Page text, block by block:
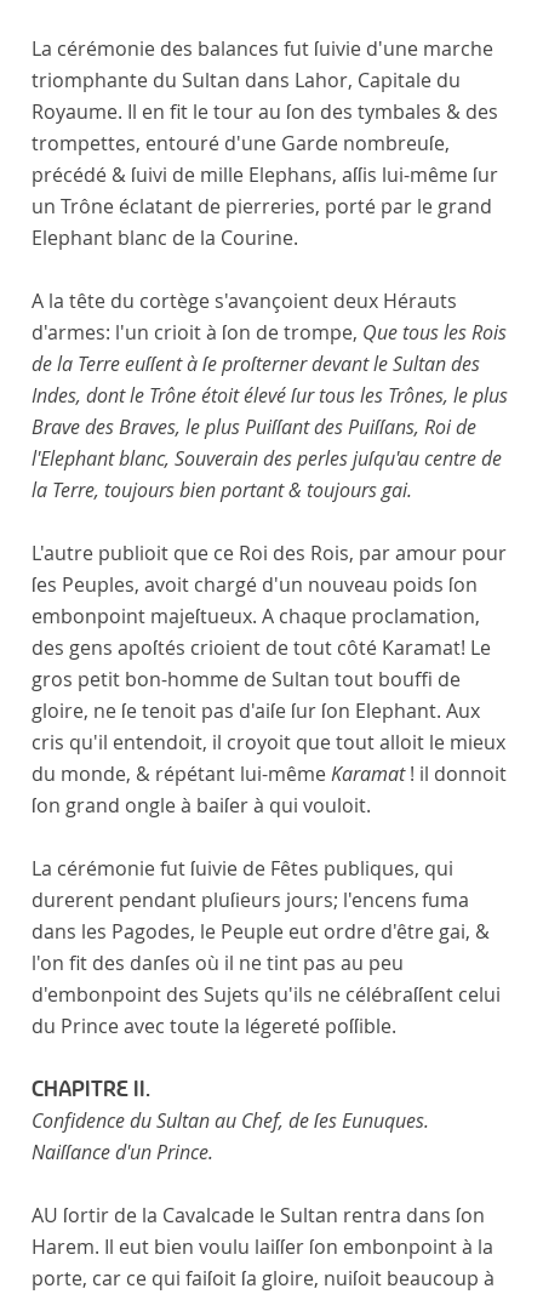
La cérémonie des balances fut ſuivie d'une marche
triomphante du Sultan dans Lahor, Capitale du
Royaume. Il en fit le tour au ſon des tymbales & des
trompettes, entouré d'une Garde nombreuſe,
précédé & ſuivi de mille Elephans, aſſis lui-même ſur
un Trône éclatant de pierreries, porté par le grand
Elephant blanc de la Courine.
A la tête du cortège s'avançoient deux Hérauts
d'armes: l'un crioit à ſon de trompe, Que tous les Rois
de la Terre euſſent à ſe proſterner devant le Sultan des
Indes, dont le Trône étoit élevé ſur tous les Trônes, le plus
Brave des Braves, le plus Puiſſant des Puiſſans, Roi de
l'Elephant blanc, Souverain des perles juſqu'au centre de
la Terre, toujours bien portant & toujours gai.
L'autre publioit que ce Roi des Rois, par amour pour
ſes Peuples, avoit chargé d'un nouveau poids ſon
embonpoint majeſtueux. A chaque proclamation,
des gens apoſtés crioient de tout côté Karamat! Le
gros petit bon-homme de Sultan tout bouffi de
gloire, ne ſe tenoit pas d'aiſe ſur ſon Elephant. Aux
cris qu'il entendoit, il croyoit que tout alloit le mieux
du monde, & répétant lui-mêmeKaramat! il donnoit
ſon grand ongle à baiſer à qui vouloit.
La cérémonie fut ſuivie de Fêtes publiques, qui
durerent pendant pluſieurs jours; l'encens fuma
dans les Pagodes, le Peuple eut ordre d'être gai, &
l'on fit des danſes où il ne tint pas au peu
d'embonpoint des Sujets qu'ils ne célébraſſent celui
du Prince avec toute la légereté poſſible.
CHAPITRE II.
Confidence du Sultan au Chef, de ſes Eunuques.
Naiſſance d'un Prince.
AU ſortir de la Cavalcade le Sultan rentra dans ſon
Harem. Il eut bien voulu laiſſer ſon embonpoint à la
porte, car ce qui faiſoit ſa gloire, nuiſoit beaucoup à